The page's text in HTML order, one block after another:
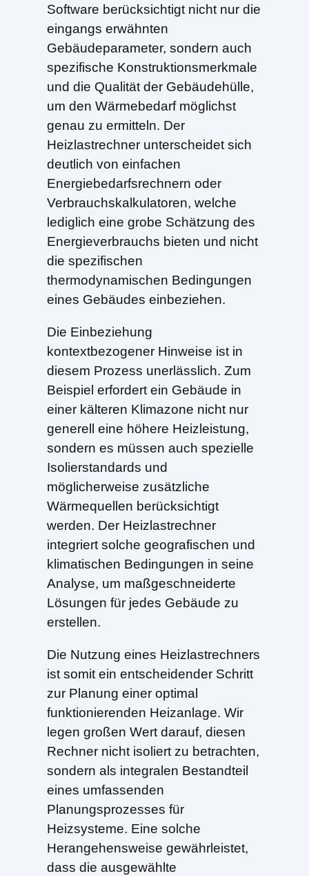
Software berücksichtigt nicht nur die
eingangs erwähnten
Gebäudeparameter, sondern auch
spezifische Konstruktionsmerkmale
und die Qualität der Gebäudehülle,
um den Wärmebedarf möglichst
genau zu ermitteln. Der
Heizlastrechner unterscheidet sich
deutlich von einfachen
Energiebedarfsrechnern oder
Verbrauchskalkulatoren, welche
lediglich eine grobe Schätzung des
Energieverbrauchs bieten und nicht
die spezifischen
thermodynamischen Bedingungen
eines Gebäudes einbeziehen.
Die Einbeziehung
kontextbezogener Hinweise ist in
diesem Prozess unerlässlich. Zum
Beispiel erfordert ein Gebäude in
einer kälteren Klimazone nicht nur
generell eine höhere Heizleistung,
sondern es müssen auch spezielle
Isolierstandards und
möglicherweise zusätzliche
Wärmequellen berücksichtigt
werden. Der Heizlastrechner
integriert solche geografischen und
klimatischen Bedingungen in seine
Analyse, um maßgeschneiderte
Lösungen für jedes Gebäude zu
erstellen.
Die Nutzung eines Heizlastrechners
ist somit ein entscheidender Schritt
zur Planung einer optimal
funktionierenden Heizanlage. Wir
legen großen Wert darauf, diesen
Rechner nicht isoliert zu betrachten,
sondern als integralen Bestandteil
eines umfassenden
Planungsprozesses für
Heizsysteme. Eine solche
Herangehensweise gewährleistet,
dass die ausgewählte